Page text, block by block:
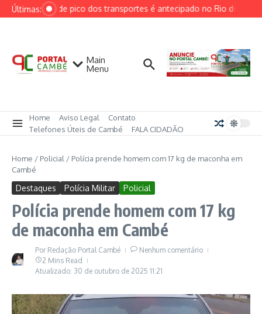
Ir para o conteúdo
Últimas:
Horário de pico dos transportes é antecipado no Rio devido à
Main
Menu
Home Aviso Legal
Contato
Telefones Úteis de Cambé
FALA CIDADÃO
Home / Policial / Polícia prende homem com 17 kg de maconha em
Cambé
Destaques Polícia Militar Policial
Polícia prende homem com 17 kg
de maconha em Cambé
Por Redação Portal Cambé
Nenhum comentário
2 Mins Read
Atualizado: 30 de outubro de 2025 11:21